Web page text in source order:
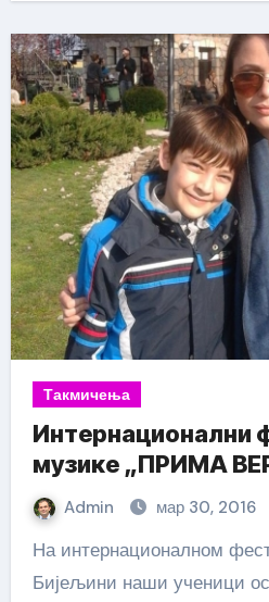
Такмичења
Интернационални
музике „ПРИМА
Admin мар 30, 2016
На интернационалном фестивалу музике у
Бијељини наши ученици